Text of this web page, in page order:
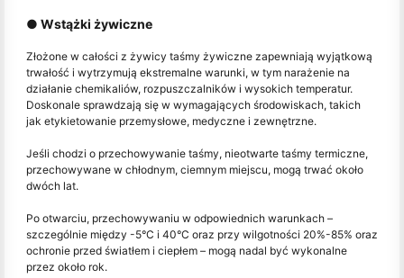
● Wstążki żywiczne
Złożone w całości z żywicy taśmy żywiczne zapewniają wyjątkową
trwałość i wytrzymują ekstremalne warunki, w tym narażenie na
działanie chemikaliów, rozpuszczalników i wysokich temperatur.
Doskonale sprawdzają się w wymagających środowiskach, takich
jak etykietowanie przemysłowe, medyczne i zewnętrzne.
Jeśli chodzi o przechowywanie taśmy, nieotwarte taśmy termiczne,
przechowywane w chłodnym, ciemnym miejscu, mogą trwać około
dwóch lat.
Po otwarciu, przechowywaniu w odpowiednich warunkach –
szczególnie między -5°C i 40°C oraz przy wilgotności 20%-85% oraz
ochronie przed światłem i ciepłem – mogą nadal być wykonalne
przez około rok.